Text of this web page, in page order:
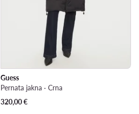
Guess
Pernata jakna · Crna
320,00€